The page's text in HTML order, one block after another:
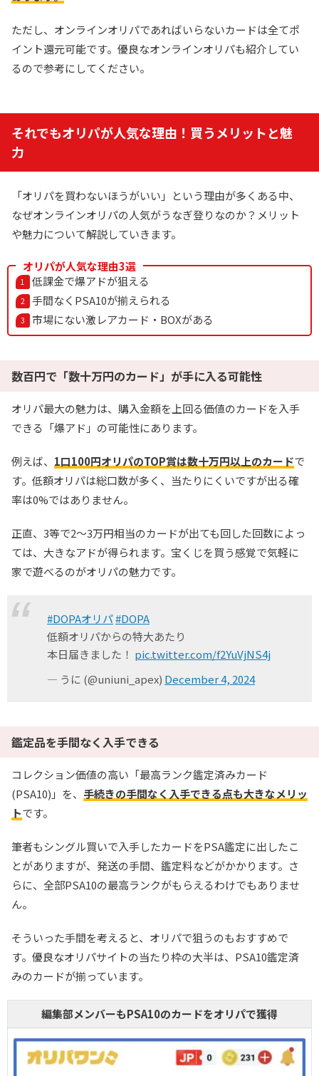
ただし、オンラインオリパであればいらないカードは全てポ
イント還元可能です。優良なオンラインオリパも紹介してい
るので参考にしてください。
それでもオリパが人気な理由！買うメリットと魅
力
「オリパを買わないほうがいい」という理由が多くある中、
なぜオンラインオリパの人気がうなぎ登りなのか？メリット
や魅力について解説していきます。
オリパが人気な理由3選
低課金で爆アドが狙える
手間なくPSA10が揃えられる
市場にない激レアカード・BOXがある
数百円で「数十万円のカード」が手に入る可能性
オリパ最大の魅力は、購入金額を上回る価値のカードを入手
できる「爆アド」の可能性にあります。
例えば、 1口100円オリパのTOP賞は数十万円以上のカードで
す。低額オリパは総口数が多く、当たりにくいですが出る確
率は0%ではありません。
正直、3等で2～3万円相当のカードが出ても回した回数によっ
ては、大きなアドが得られます。宝くじを買う感覚で気軽に
家で遊べるのがオリパの魅力です。
#DOPAオリパ#DOPA
低額オリパからの特大あたり
本日届きました！ pic.twitter.com/f2YuVjNS4j
— うに (@uniuni_apex) December 4, 2024
鑑定品を手間なく入手できる
コレクション価値の高い「最高ランク鑑定済みカード
(PSA10)」を、 手続きの手間なく入手できる点も大きなメリッ
トです。
筆者もシングル買いで入手したカードをPSA鑑定に出したこ
とがありますが、発送の手間、鑑定料などがかかります。さ
らに、全部PSA10の最高ランクがもらえるわけでもありませ
ん。
そういった手間を考えると、オリパで狙うのもおすすめで
す。優良なオリパサイトの当たり枠の大半は、PSA10鑑定済
みのカードが揃っています。
編集部メンバーもPSA10のカードをオリパで獲得